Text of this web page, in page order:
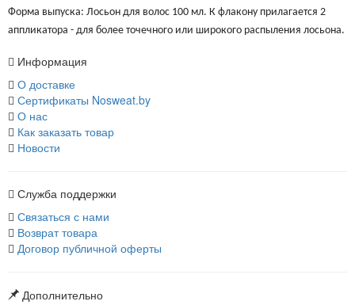
Форма выпуска: Лосьон для волос 100 мл. К флакону прилагается 2
аппликатора - для более точечного или широкого распыления лосьона.
Информация
О доставке
Сертификаты Nosweat.by
О нас
Как заказать товар
Новости
Служба поддержки
Связаться с нами
Возврат товара
Договор публичной оферты
Дополнительно